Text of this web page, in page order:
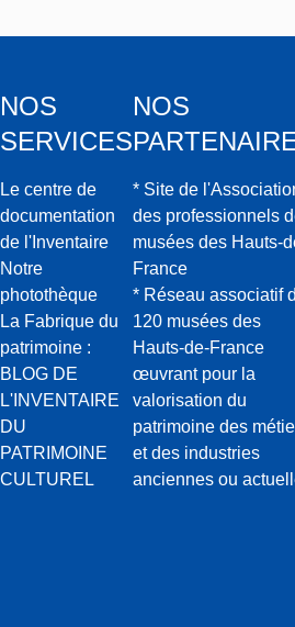
NOS
SERVICES
Le centre de
documentation
de l'Inventaire
Notre
photothèque
La Fabrique du
patrimoine :
BLOG DE
L'INVENTAIRE
DU
PATRIMOINE
CULTUREL
NOS
* Site de
des professionnels
musées des Hauts-
France
* Réseau associatif
120 musées des
Hauts-de-France
œuvrant pour la
valorisation du
patrimoine des
et des industries
anciennes ou